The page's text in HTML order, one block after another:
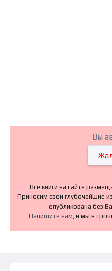
Вы
Все книги на сайте
Приносим свои глубочайшие
опубликована без
Напишите нам, и мы в